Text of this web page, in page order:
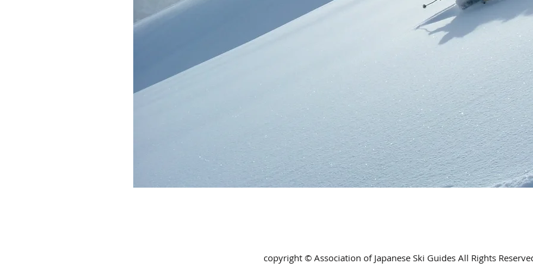
copyright © Association of Japanese Ski Guides All Rights